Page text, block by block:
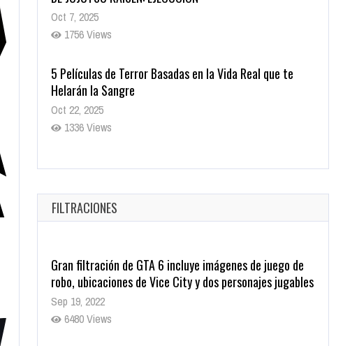
5 Películas de Terror Basadas en la Vida Real que te
Helarán la Sangre
1336 Views
Revive el terror: El conjuro 4: Últimos ritos ya está
disponible en tiendas digitales
FILTRACIONES
Gran filtración de GTA 6 incluye imágenes de juego de
robo, ubicaciones de Vice City y dos personajes jugables
Sep 19, 2022
6480 Views